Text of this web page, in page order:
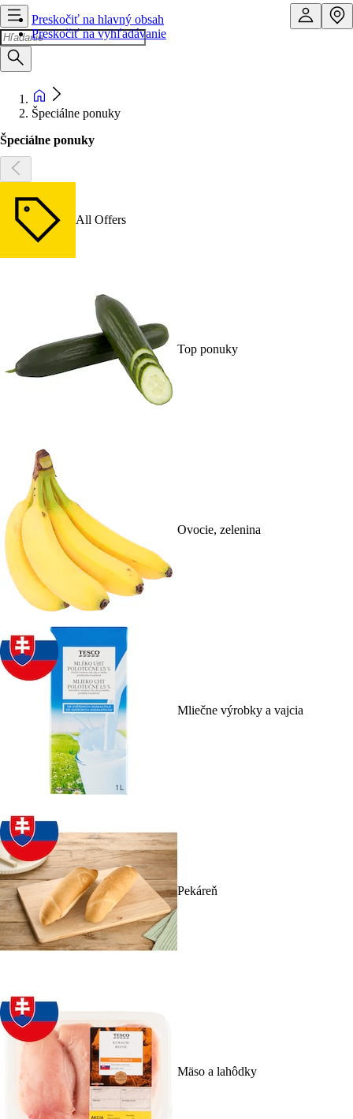
Preskočiť na hlavný obsah
Preskočiť na vyhľadávanie
Špeciálne ponuky
Špeciálne ponuky
All Offers
Top ponuky
Ovocie, zelenina
Mliečne výrobky a vajcia
Pekáreň
Mäso a lahôdky